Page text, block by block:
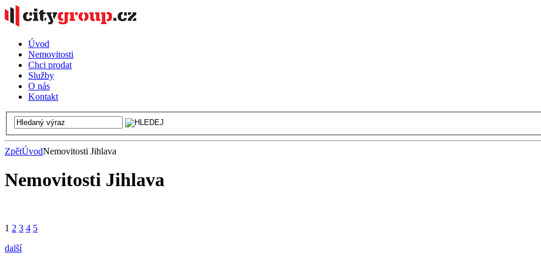
Úvod
Nemovitosti
Chci prodat
Služby
O nás
Kontakt
ZpětÚvodNemovitosti Jihlava
Nemovitosti Jihlava
1 2 3 4 5
další